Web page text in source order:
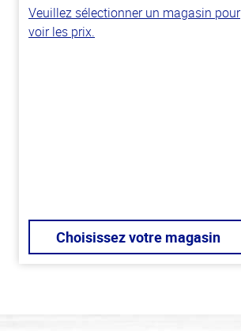
Veuillez sélectionner un magasin pour
voir les prix.
Choisissez votre magasin